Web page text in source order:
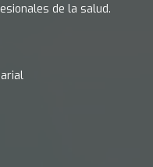
de la salud.